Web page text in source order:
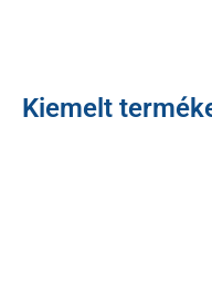
Kiemelt